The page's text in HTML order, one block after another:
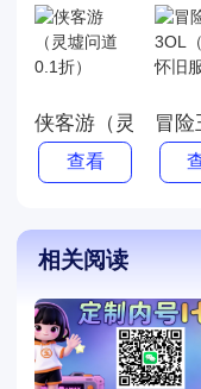
侠客游（灵墟问道
查看
冒
相关阅读